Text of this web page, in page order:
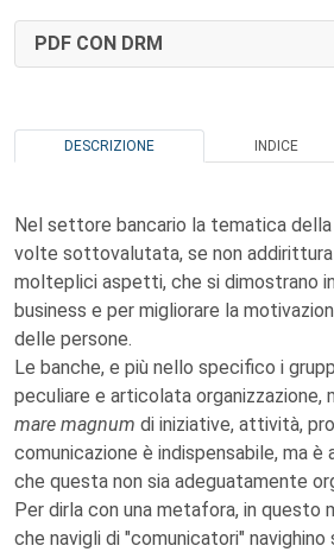
PDF CON DRM
DESCRIZIONE INDICE
Nel settore bancario la tematica
volte sottovalutata, se non
molteplici aspetti, che si dimostrano
business e per migliorare la
delle persone.
Le banche, e più nello specifico i
peculiare e articolata organizzazione,
mare magnum di iniziative, attività,
comunicazione è indispensabile, ma
che questa non sia adeguatamente
Per dirla con una metafora, in questo
che navigli di "comunicatori" navighino